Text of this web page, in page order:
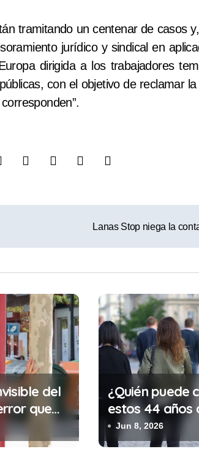
tramitando un centenar de casos
jurídico y sindical en
dirigida a los trabajadores
con el objetivo de reclamar la
Lanas Stop niega la
del
que
30
trabajo
¿Quién puede
estos 44 años
autonomía?
Jun 8, 2026